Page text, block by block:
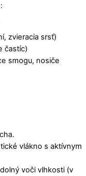
zvieracia srsť)
častíc)
smogu, nosiče
vlákno s aktívnym
voči vlhkosti (v